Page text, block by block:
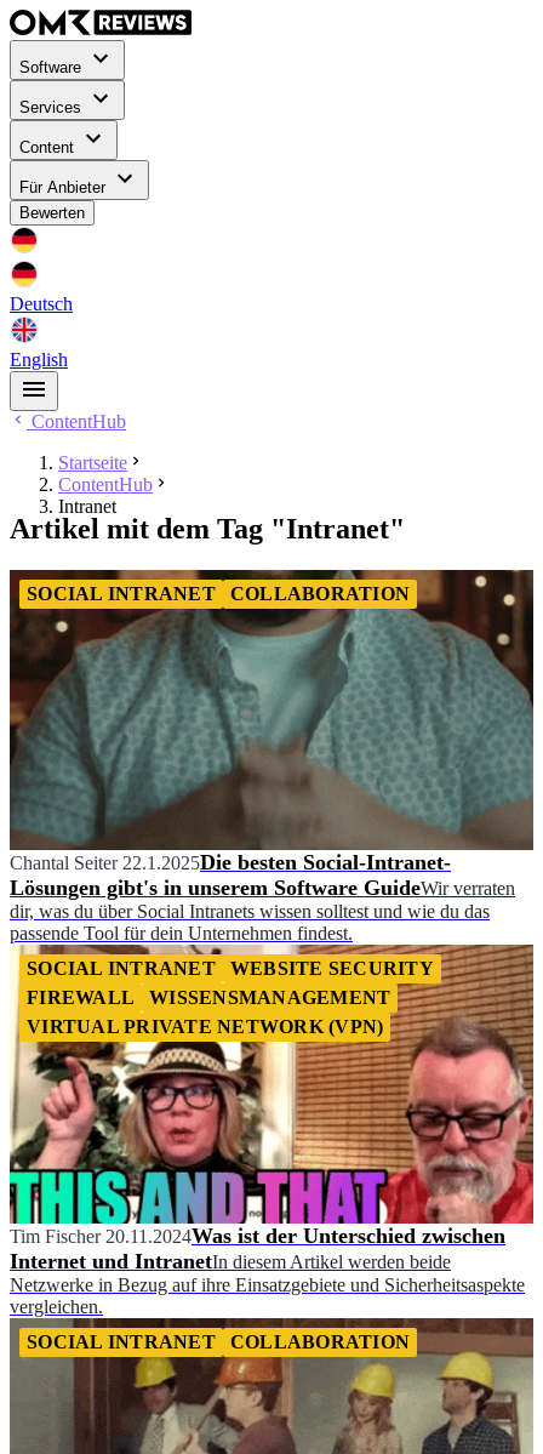
Software
Services
Content
Für Anbieter
Bewerten
Deutsch
English
ContentHub
Startseite
ContentHub
Intranet
Artikel mit dem Tag "Intranet"
SOCIAL INTRANET COLLABORATION
Chantal Seiter 22.1.2025Die besten Social-Intranet-
Lösungen gibt's in unserem Software GuideWir verraten
dir, was du über Social Intranets wissen solltest und wie du das
passende Tool für dein Unternehmen findest.
SOCIAL INTRANET
WEBSITE SECURITY
FIREWALL
WISSENSMANAGEMENT
VIRTUAL PRIVATE NETWORK (VPN)
Tim Fischer 20.11.2024Was ist der Unterschied zwischen
Internet und IntranetIn diesem Artikel werden beide
Netzwerke in Bezug auf ihre Einsatzgebiete und Sicherheitsaspekte
vergleichen.
SOCIAL INTRANET
COLLABORATION